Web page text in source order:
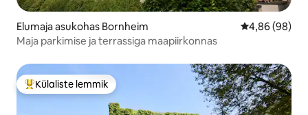
Elumaja asukohas Bornheim Keskmine
4,86 (98)
Maja parkimise ja terrassiga maapiirkonnas
Külaliste suur lemmik
Külaliste lemmik